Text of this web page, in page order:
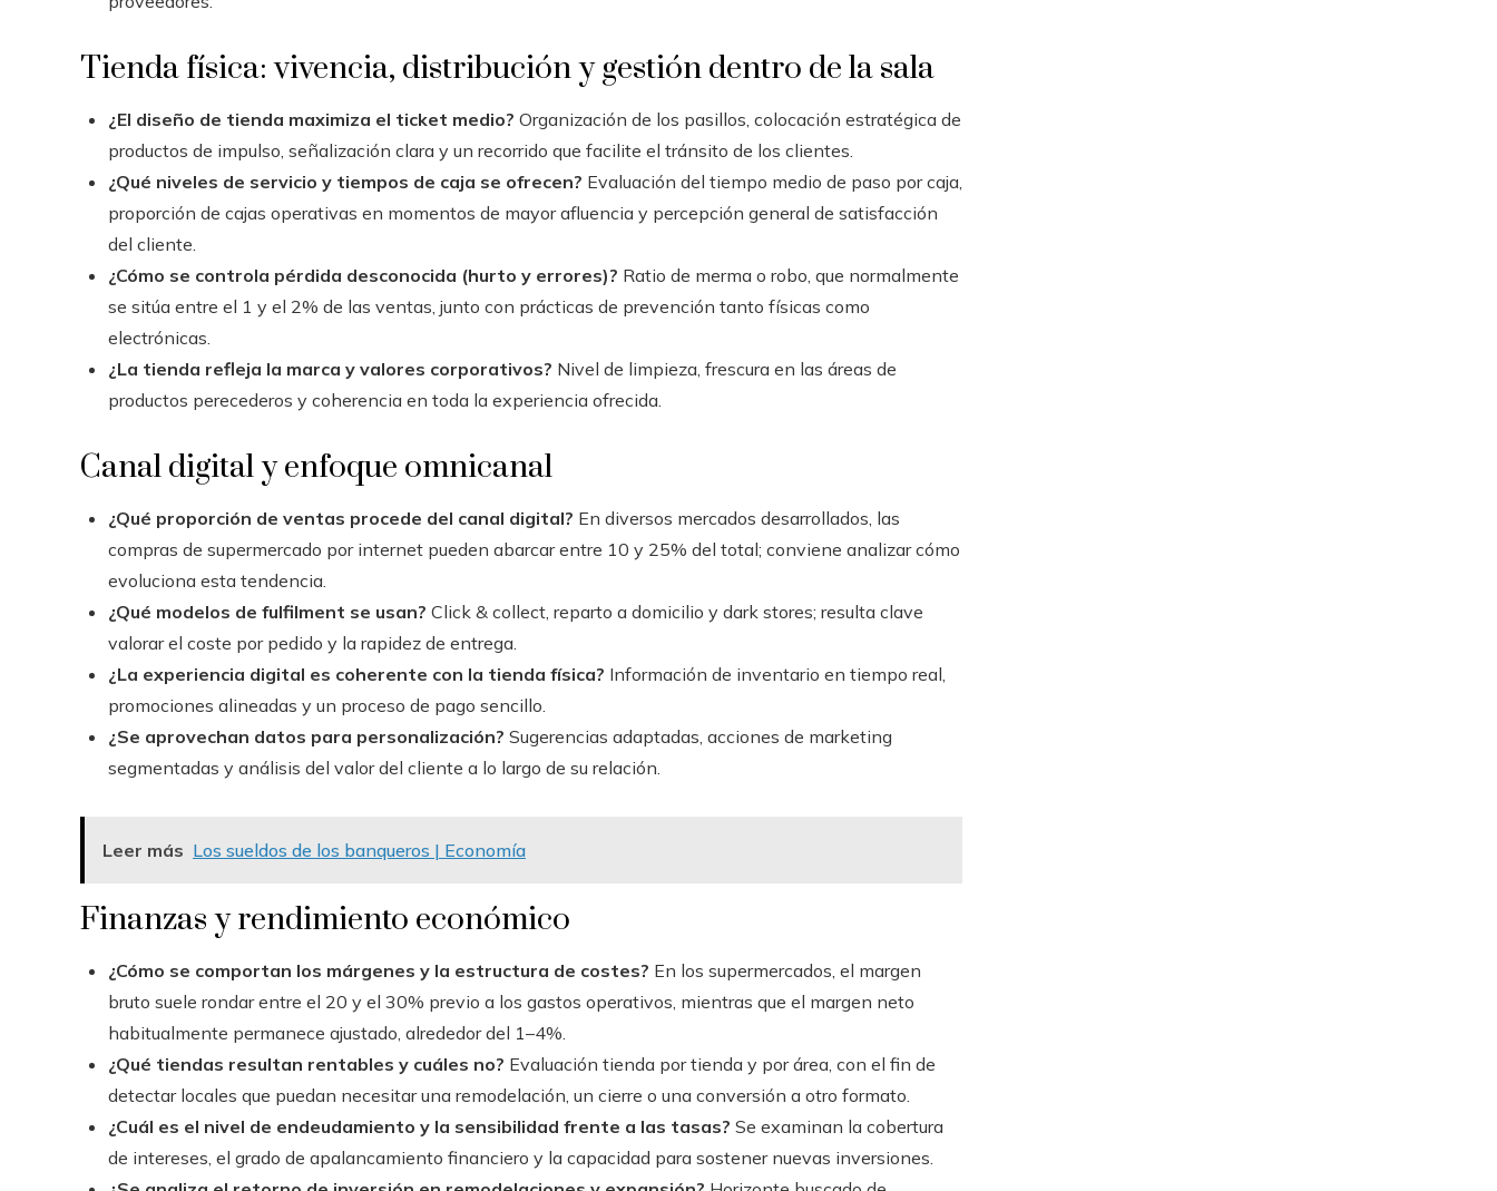
Tienda física: vivencia, distribución y gestión dentro de la sala
¿El diseño de tienda maximiza el ticket medio? Organización de los pasillos, colocación estratégica de
productos de impulso, señalización clara y un recorrido que facilite el tránsito de los clientes.
¿Qué niveles de servicio y tiempos de caja se ofrecen? Evaluación del tiempo medio de paso por caja,
proporción de cajas operativas en momentos de mayor afluencia y percepción general de satisfacción
del cliente.
¿Cómo se controla pérdida desconocida (hurto y errores)? Ratio de merma o robo, que normalmente
se sitúa entre el 1 y el 2% de las ventas, junto con prácticas de prevención tanto físicas como
electrónicas.
¿La tienda refleja la marca y valores corporativos? Nivel de limpieza, frescura en las áreas de
productos perecederos y coherencia en toda la experiencia ofrecida.
Canal digital y enfoque omnicanal
¿Qué proporción de ventas procede del canal digital? En diversos mercados desarrollados, las
compras de supermercado por internet pueden abarcar entre 10 y 25% del total; conviene analizar cómo
evoluciona esta tendencia.
¿Qué modelos de fulfilment se usan? Click & collect, reparto a domicilio y dark stores; resulta clave
valorar el coste por pedido y la rapidez de entrega.
¿La experiencia digital es coherente con la tienda física? Información de inventario en tiempo real,
promociones alineadas y un proceso de pago sencillo.
¿Se aprovechan datos para personalización? Sugerencias adaptadas, acciones de marketing
segmentadas y análisis del valor del cliente a lo largo de su relación.
Leer más Los sueldos de los banqueros | Economía
Finanzas y rendimiento económico
¿Cómo se comportan los márgenes y la estructura de costes? En los supermercados, el margen
bruto suele rondar entre el 20 y el 30% previo a los gastos operativos, mientras que el margen neto
habitualmente permanece ajustado, alrededor del 1–4%.
¿Qué tiendas resultan rentables y cuáles no? Evaluación tienda por tienda y por área, con el fin de
detectar locales que puedan necesitar una remodelación, un cierre o una conversión a otro formato.
¿Cuál es el nivel de endeudamiento y la sensibilidad frente a las tasas? Se examinan la cobertura
de intereses, el grado de apalancamiento financiero y la capacidad para sostener nuevas inversiones.